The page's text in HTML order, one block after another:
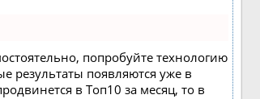
попробуйте технологию
результаты появляются уже в
в Топ10 за месяц, то в